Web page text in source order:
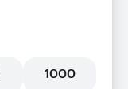
1000